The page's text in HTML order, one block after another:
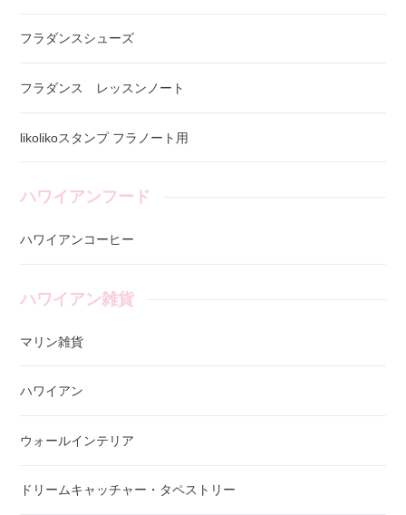
フラダンスシューズ
フラダンス レッスンノート
likolikoスタンプ フラノート用
ハワイアンフード
ハワイアンコーヒー
ハワイアン雑貨
マリン雑貨
ハワイアン
ウォールインテリア
ドリームキャッチャー・タペストリー